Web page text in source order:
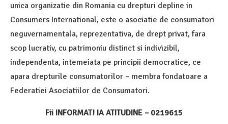
unica organizatie din Romania cu drepturi depline in
Consumers International, este o asociatie de consumatori
neguvernamentala, reprezentativa, de drept privat, fara
scop lucrativ, cu patrimoniu distinct si indivizibil,
independenta, intemeiata pe principii democratice, ce
apara drepturile consumatorilor – membra fondatoare a
Federatiei Asociatiilor de Consumatori.
Fii INFORMAT! IA ATITUDINE – 0219615